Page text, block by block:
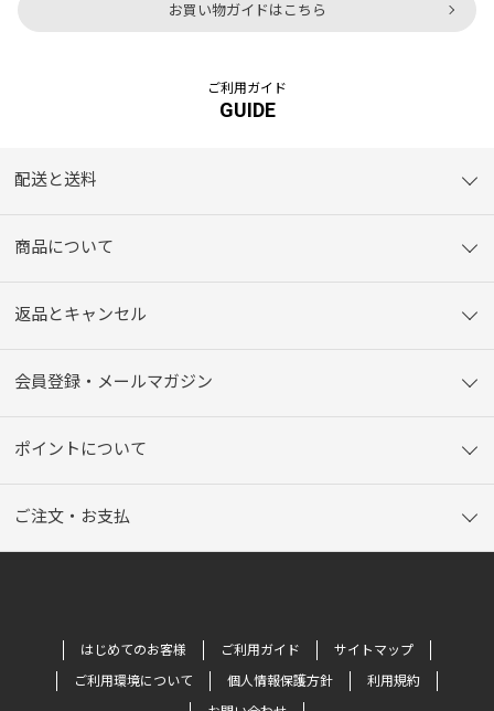
お買い物ガイドはこちら
ご利用ガイド
GUIDE
配送と送料
商品について
返品とキャンセル
会員登録・メールマガジン
ポイントについて
ご注文・お支払
はじめてのお客様 ご利用ガイド
サイトマップ
ご利用環境について
個人情報保護方針
利用規約